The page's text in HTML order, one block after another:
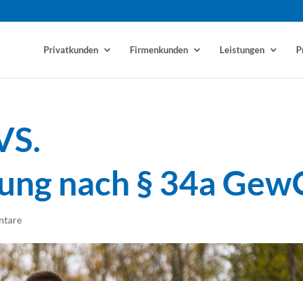
Privatkunden Firmenkunden Leistungen
nach § 34a